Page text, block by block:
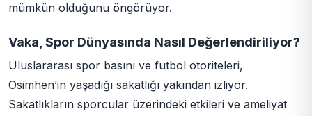
mümkün olduğunu öngörüyor.
Vaka, Spor Dünyasında Nasıl Değerlendiriliyor?
Uluslararası spor basını ve futbol otoriteleri,
Osimhen’in yaşadığı sakatlığı yakından izliyor.
Sakatlıkların sporcular üzerindeki etkileri ve ameliyat